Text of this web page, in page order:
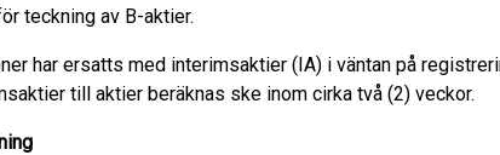
teckning av B-aktier.
har ersatts med interimsaktier (IA) i väntan på
till aktier beräknas ske inom cirka två (2) veckor.